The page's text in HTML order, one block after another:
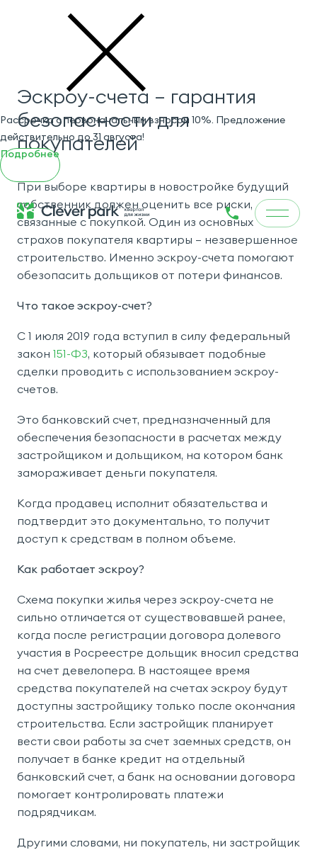
Рассрочка с первоначальным взносом 10%. Предложение
действительно до 31 августа!
Подробнее
Эскроу-счета – гарантия
безопасности для
покупателей
При выборе квартиры в новостройке будущий
собственник должен оценить все риски,
связанные с покупкой. Один из основных
страхов покупателя квартиры — незавершенное
строительство. Именно эскроу-счета помогают
обезопасить дольщиков от потери финансов.
Что такое эскроу-счет?
С 1 июля 2019 года вступил в силу федеральный
закон 151-ФЗ, который обязывает подобные
сделки проводить с использованием эскроу-
счетов.
Это банковский счет, предназначенный для
обеспечения безопасности в расчетах между
застройщиком и дольщиком, на котором банк
замораживает деньги покупателя.
Когда продавец исполнит обязательства и
подтвердит это документально, то получит
доступ к средствам в полном объеме.
Как работает эскроу?
Схема покупки жилья через эскроу-счета не
сильно отличается от существовавшей ранее,
когда после регистрации договора долевого
участия в Росреестре дольщик вносил средства
на счет девелопера. В настоящее время
средства покупателей на счетах эскроу будут
доступны застройщику только после окончания
строительства. Если застройщик планирует
вести свои работы за счет заемных средств, он
получает в банке кредит на отдельный
банковский счет, а банк на основании договора
помогает контролировать платежи
подрядчикам.
Другими словами, ни покупатель, ни застройщик